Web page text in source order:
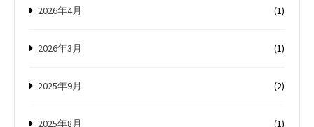
2026年4月 (1)
2026年3月 (1)
2025年9月 (2)
2025年8月 (1)